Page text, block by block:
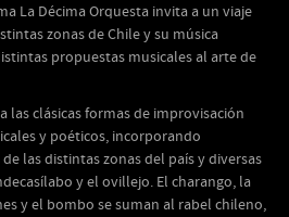
La Décima Orquesta invita a un viaje
zonas de Chile y su música
propuestas musicales al arte de
las clásicas formas de improvisación
y poéticos, incorporando
las distintas zonas del país y diversas
y el ovillejo. El charango, la
y el bombo se suman al rabel chileno,